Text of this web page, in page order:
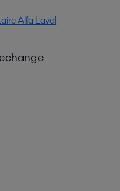
Alfa Laval